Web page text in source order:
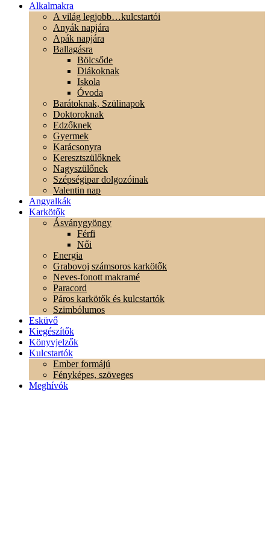
Alkalmakra
A világ legjobb…kulcstartói
Anyák napjára
Apák napjára
Ballagásra
Bölcsőde
Diákoknak
Iskola
Óvoda
Barátoknak, Szülinapok
Doktoroknak
Edzőknek
Gyermek
Karácsonyra
Keresztszülőknek
Nagyszülőnek
Szépségipar dolgozóinak
Valentin nap
Angyalkák
Karkötők
Ásványgyöngy
Férfi
Női
Energia
Grabovoj számsoros karkötők
Neves-fonott makramé
Paracord
Páros karkötők és kulcstartók
Szimbólumos
Esküvő
Kiegészítők
Könyvjelzők
Kulcstartók
Ember formájú
Fényképes, szöveges
Meghívók